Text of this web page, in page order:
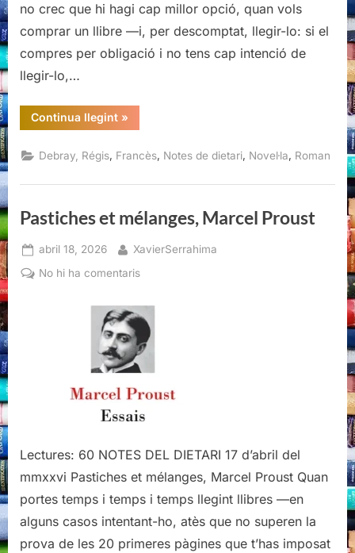
no crec que hi hagi cap millor opció, quan vols
comprar un llibre —i, per descomptat, llegir-lo: si el
compres per obligació i no tens cap intenció de
llegir-lo,…
Continua llegint“La
Niege
Regis
Debray
»
Debray, Régis, Francès, Notes de dietari, Novel·la, Roman
Pastiches et mélanges, Marcel Proust
Posted
on
abril 18, 2026 By
XavierSerrahima
No hi ha comentarisa
et
mélanges,
Marcel
Lectures: 60 NOTES DEL DIETARI 17 d’abril del
mmxxvi Pastiches et mélanges, Marcel Proust Quan
portes temps i temps i temps llegint llibres —en
alguns casos intentant-ho, atès que no superen la
prova de les 20 primeres pàgines que t’has imposat